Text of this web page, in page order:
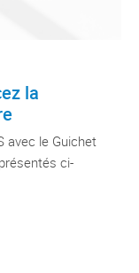
la
avec le Guichet
ci-